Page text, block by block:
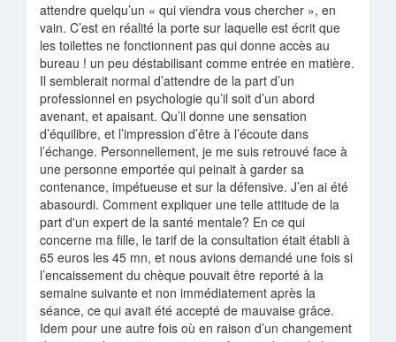
attendre quelqu’un « qui viendra vous chercher », en
vain. C’est en réalité la porte sur laquelle est écrit que
les toilettes ne fonctionnent pas qui donne accès au
bureau ! un peu déstabilisant comme entrée en matière.
Il semblerait normal d’attendre de la part d’un
professionnel en psychologie qu’il soit d’un abord
avenant, et apaisant. Qu’il donne une sensation
d’équilibre, et l’impression d’être à l’écoute dans
l’échange. Personnellement, je me suis retrouvé face à
une personne emportée qui peinait à garder sa
contenance, impétueuse et sur la défensive. J’en ai été
abasourdi. Comment expliquer une telle attitude de la
part d'un expert de la santé mentale? En ce qui
concerne ma fille, le tarif de la consultation était établi à
65 euros les 45 mn, et nous avions demandé une fois si
l’encaissement du chèque pouvait être reporté à la
semaine suivante et non immédiatement après la
séance, ce qui avait été accepté de mauvaise grâce.
Idem pour une autre fois où en raison d’un changement